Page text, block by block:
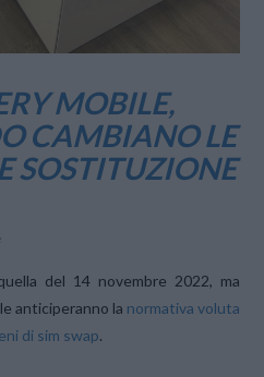
MOBILE,
CAMBIANO LE
SOSTITUZIONE
del 14 novembre 2022, ma
anticiperanno la normativa voluta
di sim swap.